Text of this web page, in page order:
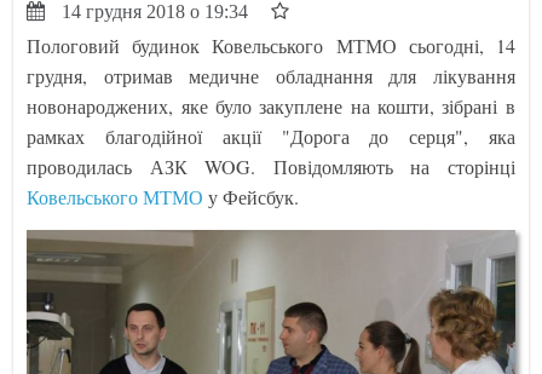
14 грудня 2018 о 19:34
Пологовий будинок Ковельського МТМО сьогодні, 14
грудня, отримав медичне обладнання для лікування
новонароджених, яке було закуплене на кошти, зібрані в
рамках благодійної акції "Дорога до серця", яка
проводилась АЗК WOG. Повідомляють на сторінці
Ковельського МТМО у Фейсбук.